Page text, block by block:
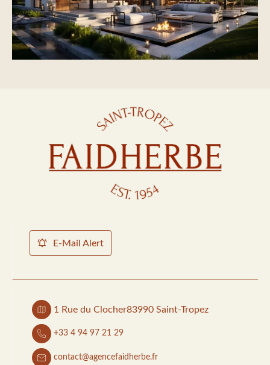
E-Mail Alert
1 Rue du Clocher83990 Saint-Tropez
+33 4 94 97 21 29
contact@agencefaidherbe.fr